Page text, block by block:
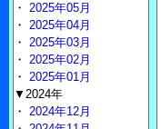
・ 2025年05月
・ 2025年04月
・ 2025年03月
・ 2025年02月
・ 2025年01月
▼2024年
・ 2024年12月